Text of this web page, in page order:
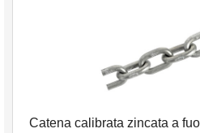
Catena calibrata zincata a